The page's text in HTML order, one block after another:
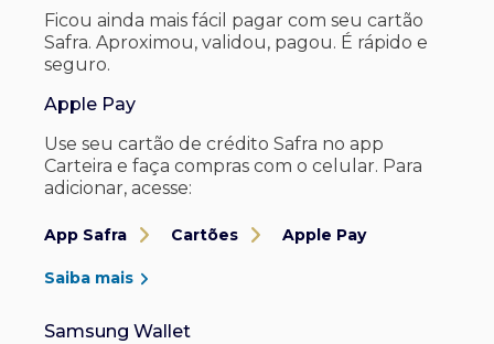
Ficou ainda mais fácil pagar com seu cartão
Safra. Aproximou, validou, pagou. É rápido e
seguro.
Apple Pay
Use seu cartão de crédito Safra no app
Carteira e faça compras com o celular. Para
adicionar, acesse:
App Safra Cartões Apple Pay
Saiba mais
Samsung Wallet